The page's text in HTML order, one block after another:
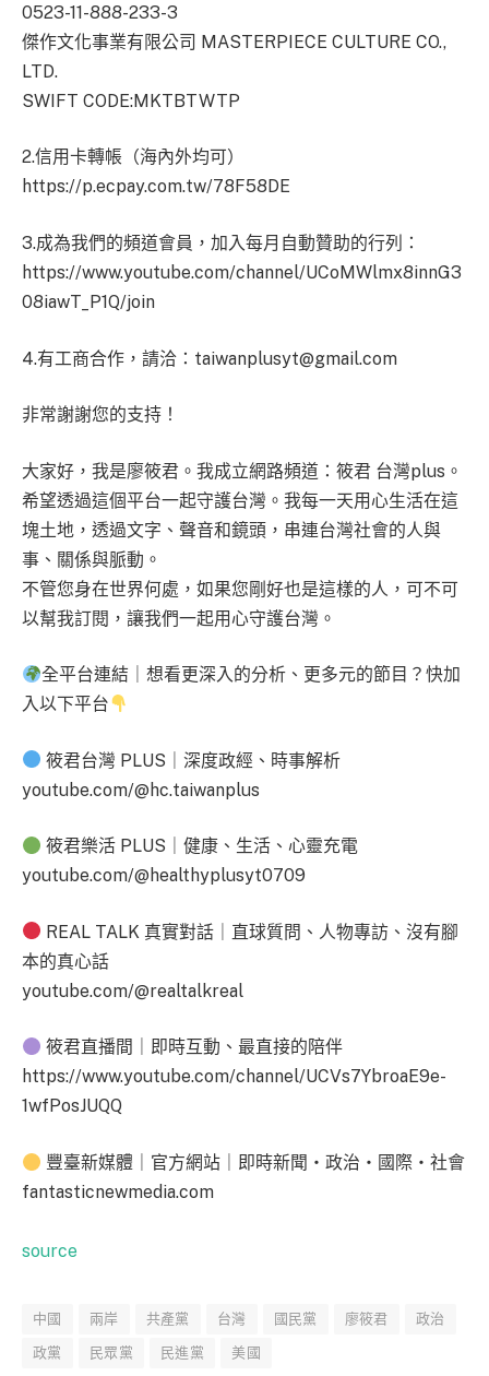
0523-11-888-233-3
傑作文化事業有限公司 MASTERPIECE CULTURE CO.,
LTD.
SWIFT CODE:MKTBTWTP
2.信用卡轉帳（海內外均可）
https://p.ecpay.com.tw/78F58DE
3.成為我們的頻道會員，加入每月自動贊助的行列：
https://www.youtube.com/channel/UCoMWlmx8innG3
08iawT_P1Q/join
4.有工商合作，請洽： taiwanplusyt@gmail.com
非常謝謝您的支持！
大家好，我是廖筱君。我成立網路頻道：筱君 台灣plus。
希望透過這個平台一起守護台灣。我每一天用心生活在這
塊土地，透過文字、聲音和鏡頭，串連台灣社會的人與
事、關係與脈動。
不管您身在世界何處，如果您剛好也是這樣的人，可不可
以幫我訂閱，讓我們一起用心守護台灣。
全平台連結｜想看更深入的分析、更多元的節目？快加
入以下平台
筱君台灣 PLUS｜深度政經、時事解析
youtube.com/@hc.taiwanplus
筱君樂活 PLUS｜健康、生活、心靈充電
youtube.com/@healthyplusyt0709
REAL TALK 真實對話｜直球質問、人物專訪、沒有腳
本的真心話
youtube.com/@realtalkreal
筱君直播間｜即時互動、最直接的陪伴
https://www.youtube.com/channel/UCVs7YbroaE9e-
1wfPosJUQQ
豐臺新媒體｜官方網站｜即時新聞・政治・國際・社會
fantasticnewmedia.com
source
中國 兩岸 共產黨 台灣 國民黨 廖筱君 政治
政黨 民眾黨 民進黨 美國